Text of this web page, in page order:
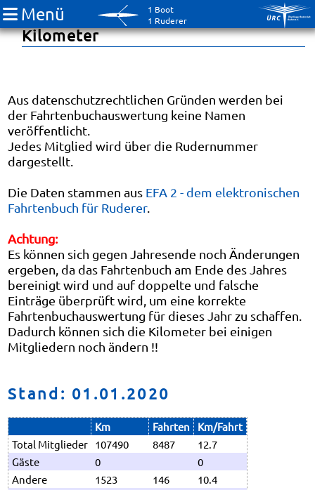
1 Boot
1 Ruderer
Menü
Fahrtenbuch 2019: RudererInnen-
Kilometer
Aus datenschutzrechtlichen Gründen werden bei
der Fahrtenbuchauswertung keine Namen
veröffentlicht.
Jedes Mitglied wird über die Rudernummer
dargestellt.
Die Daten stammen aus EFA 2 - dem elektronischen
Fahrtenbuch für Ruderer.
Achtung:
Es können sich gegen Jahresende noch Änderungen
ergeben, da das Fahrtenbuch am Ende des Jahres
bereinigt wird und auf doppelte und falsche
Einträge überprüft wird, um eine korrekte
Fahrtenbuchauswertung für dieses Jahr zu schaffen.
Dadurch können sich die Kilometer bei einigen
Mitgliedern noch ändern !!
Stand: 01.01.2020
Km Fahrten
Km/Fahrt
Total Mitglieder 107490 8487
12.7
Gäste
0
0
Andere
1523 146
10.4